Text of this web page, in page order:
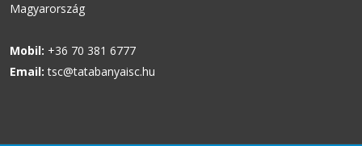
Magyarország
Mobil: +36 70 381 6777
Email: tsc@tatabanyaisc.hu